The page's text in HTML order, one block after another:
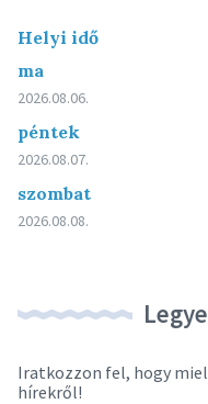
Helyi idő
ma
2026.08.06.
péntek
2026.08.07.
szombat
2026.08.08.
Iratkozzon fel, hogy
hírekről!